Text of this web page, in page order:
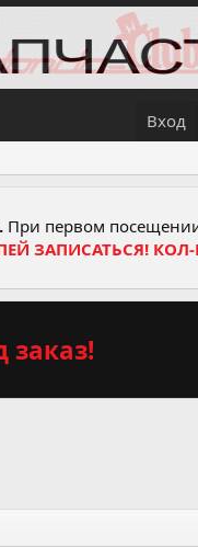
Вход
При первом
ЗАПИСАТЬСЯ!